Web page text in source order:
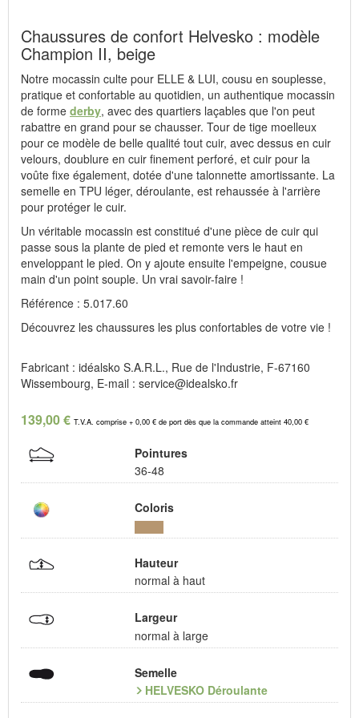
Chaussures de confort Helvesko : modèle
Champion II, beige
Notre mocassin culte pour ELLE & LUI, cousu en souplesse,
pratique et confortable au quotidien, un authentique mocassin
de forme derby, avec des quartiers laçables que l'on peut
rabattre en grand pour se chausser. Tour de tige moelleux
pour ce modèle de belle qualité tout cuir, avec dessus en cuir
velours, doublure en cuir finement perforé, et cuir pour la
voûte fixe également, dotée d'une talonnette amortissante. La
semelle en TPU léger, déroulante, est rehaussée à l'arrière
pour protéger le cuir.
Un véritable mocassin est constitué d'une pièce de cuir qui
passe sous la plante de pied et remonte vers le haut en
enveloppant le pied. On y ajoute ensuite l'empeigne, cousue
main d'un point souple. Un vrai savoir-faire !
Référence : 5.017.60
Découvrez les chaussures les plus confortables de votre vie !
Fabricant : idéalsko S.A.R.L., Rue de l'Industrie, F-67160
Wissembourg, E-mail : service@idealsko.fr
139,00 € T.V.A. comprise + 0,00 € de port dès que la commande atteint 40,00 €
Pointures
36-48
Coloris
Hauteur
normal à haut
Largeur
normal à large
Semelle
HELVESKO Déroulante